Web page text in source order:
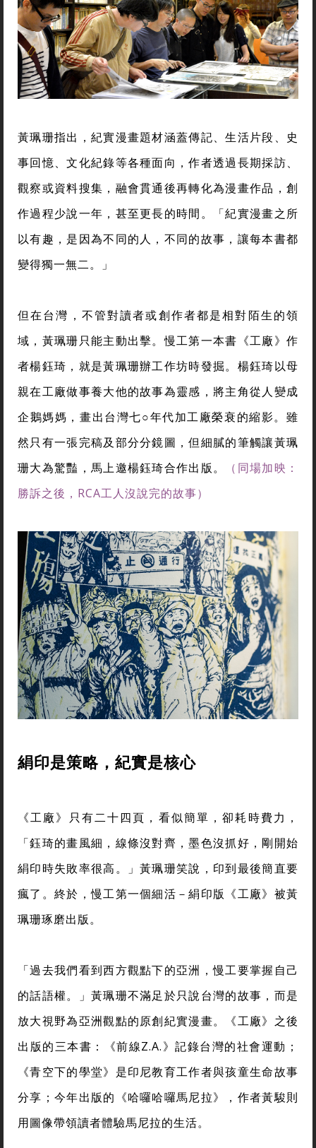
黃珮珊指出，紀實漫畫題材涵蓋傳記、生活片段、史
事回憶、文化紀錄等各種面向，作者透過長期採訪、
觀察或資料搜集，融會貫通後再轉化為漫畫作品，創
作過程少說一年，甚至更長的時間。「紀實漫畫之所
以有趣，是因為不同的人，不同的故事，讓每本書都
變得獨一無二。」
但在台灣，不管對讀者或創作者都是相對陌生的領
域，黃珮珊只能主動出擊。慢工第一本書《工廠》作
者楊鈺琦，就是黃珮珊辦工作坊時發掘。楊鈺琦以母
親在工廠做事養大他的故事為靈感，將主角從人變成
企鵝媽媽，畫出台灣七○年代加工廠榮衰的縮影。雖
然只有一張完稿及部分分鏡圖，但細膩的筆觸讓黃珮
珊大為驚豔，馬上邀楊鈺琦合作出版。
（同場加映：
勝訴之後，RCA工人沒說完的故事）
絹印是策略，紀實是核心
《工廠》只有二十四頁，看似簡單，卻耗時費力，
「鈺琦的畫風細，線條沒對齊，墨色沒抓好，剛開始
絹印時失敗率很高。」黃珮珊笑說，印到最後簡直要
瘋了。終於，慢工第一個細活－絹印版《工廠》被黃
珮珊琢磨出版。
「過去我們看到西方觀點下的亞洲，慢工要掌握自己
的話語權。」黃珮珊不滿足於只說台灣的故事，而是
放大視野為亞洲觀點的原創紀實漫畫。《工廠》之後
出版的三本書：《前線Z.A.》記錄台灣的社會運動；
《青空下的學堂》是印尼教育工作者與孩童生命故事
分享；今年出版的《哈囉哈囉馬尼拉》，作者黃駿則
用圖像帶領讀者體驗馬尼拉的生活。